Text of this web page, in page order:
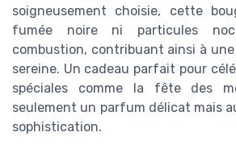
soigneusement choisie, cette
fumée noire ni particules
combustion, contribuant ainsi à
sereine. Un cadeau parfait pour
spéciales comme la fête des
seulement un parfum délicat mais
sophistication.